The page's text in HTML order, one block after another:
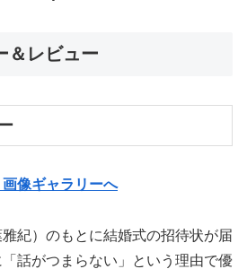
＆レビュー
像ギャラリーへ
紀）のもとに結婚式の招待状が届
話がつまらない」という理由で優